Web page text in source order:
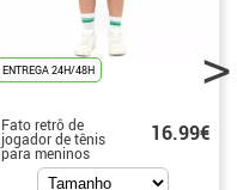
ENTREGA 24H/48H
Fato retrô de
jogador de tênis
para meninos
16.99€